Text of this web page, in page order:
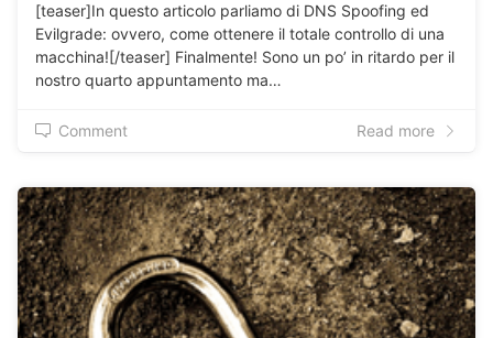
[teaser]In questo articolo parliamo di DNS Spoofing ed
Evilgrade: ovvero, come ottenere il totale controllo di una
macchina![/teaser] Finalmente! Sono un po’ in ritardo per il
nostro quarto appuntamento ma…
Comment Read more